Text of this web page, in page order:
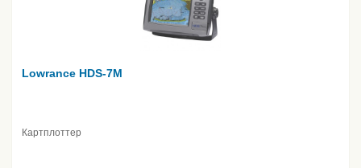
Lowrance HDS-7M
Картплоттер